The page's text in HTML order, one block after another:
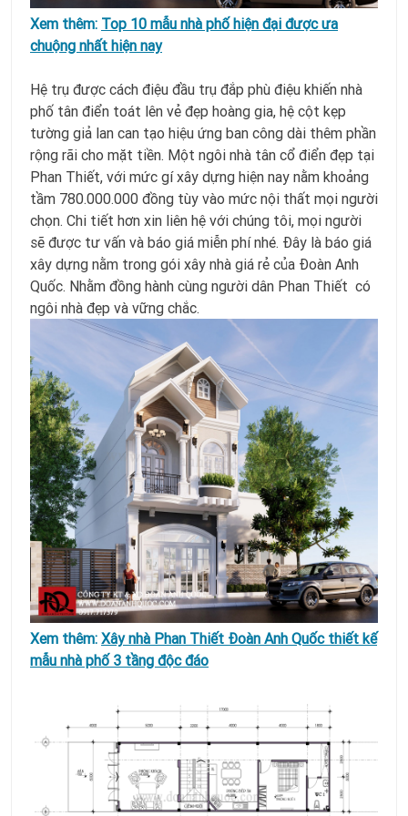
Xem thêm: Top 10 mẫu nhà phố hiện đại được ưa
chuộng nhất hiện nay
Hệ trụ được cách điệu đầu trụ đắp phù điệu khiến nhà
phố tân điển toát lên vẻ đẹp hoàng gia, hệ cột kẹp
tường giả lan can tạo hiệu ứng ban công dài thêm phần
rộng rãi cho mặt tiền. Một ngôi nhà tân cổ điển đẹp tại
Phan Thiết, với mức gí xây dựng hiện nay nằm khoảng
tầm 780.000.000 đồng tùy vào mức nội thất mọi người
chọn. Chi tiết hơn xin liên hệ với chúng tôi, mọi người
sẽ được tư vấn và báo giá miễn phí nhé. Đây là báo giá
xây dựng nằm trong gói xây nhà giá rẻ của Đoàn Anh
Quốc. Nhằm đồng hành cùng người dân Phan Thiết có
ngôi nhà đẹp và vững chắc.
Xem thêm: Xây nhà Phan Thiết Đoàn Anh Quốc thiết kế
mẫu nhà phố 3 tầng độc đáo